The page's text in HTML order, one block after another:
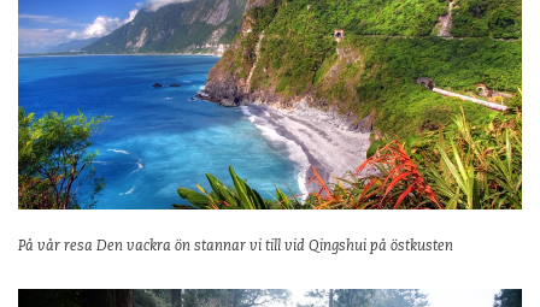
På vår resa Den vackra ön stannar vi till vid Qingshui på östkusten